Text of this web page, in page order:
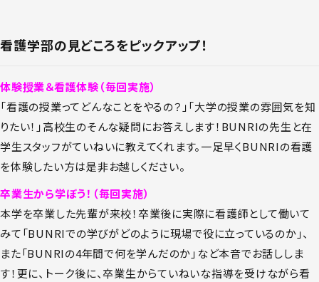
看護学部の見どころをピックアップ！
体験授業＆看護体験（毎回実施）
「看護の授業ってどんなことをやるの？」「大学の授業の雰囲気を知
りたい！」高校生のそんな疑問にお答えします！BUNRIの先生と在
学生スタッフがていねいに教えてくれます。一足早くBUNRIの看護
を体験したい方は是非お越しください。
卒業生から学ぼう！（毎回実施）
本学を卒業した先輩が来校！卒業後に実際に看護師として働いて
みて「BUNRIでの学びがどのように現場で役に立っているのか」、
また「BUNRIの4年間で何を学んだのか」など本音でお話ししま
す！更に、トーク後に、卒業生からていねいな指導を受けながら看